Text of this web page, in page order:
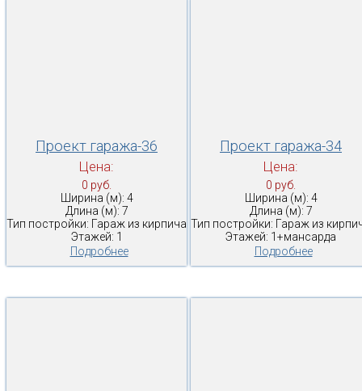
Проект гаража-36
Цена:
0 руб.
Ширина (м): 4
Длина (м): 7
Тип постройки: Гараж из кирпича
Этажей: 1
Подробнее
Проект гаража-34
Цена:
0 руб.
Ширина (м): 4
Длина (м): 7
Тип постройки: Гараж из
Этажей: 1+мансарда
Подробнее